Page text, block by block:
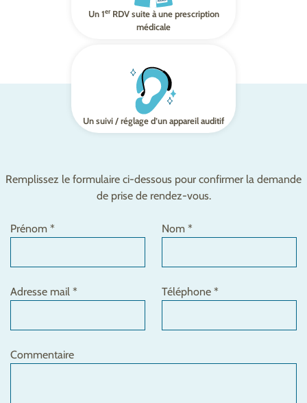
Un 1erRDV suite à une prescription
médicale
Un suivi / réglage d’un appareil auditif
Remplissez le formulaire ci-dessous pour confirmer la demande
de prise de rendez-vous.
Prénom * Nom *
Adresse mail * Téléphone *
Commentaire